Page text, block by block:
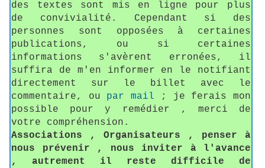
des textes sont mis en ligne pour plus
de convivialité. Cependant si des
personnes sont opposées à certaines
publications, ou si certaines
informations s'avèrent erronées, il
suffira de m'en informer en le notifiant
directement sur le billet avec le
commentaire, ou par mail ; je ferais mon
possible pour y remédier , merci de
votre compréhension.
Associations , Organisateurs , penser à
nous prévenir , nous inviter à l'avance
, autrement il reste difficile de